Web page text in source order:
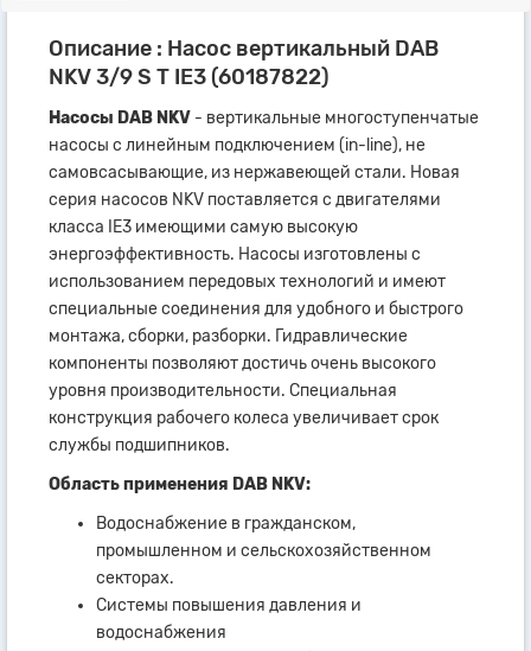
Описание : Насос вертикальный DAB
NKV 3/9 S T IE3 (60187822)
Насосы DAB NKV - вертикальные многоступенчатые
насосы с линейным подключением (in-line), не
самовсасывающие, из нержавеющей стали. Новая
серия насосов NKV поставляется с двигателями
класса IE3 имеющими самую высокую
энергоэффективность. Насосы изготовлены с
использованием передовых технологий и имеют
специальные соединения для удобного и быстрого
монтажа, сборки, разборки. Гидравлические
компоненты позволяют достичь очень высокого
уровня производительности. Специальная
конструкция рабочего колеса увеличивает срок
службы подшипников.
Область применения DAB NKV:
Водоснабжение в гражданском,
промышленном и сельскохозяйственном
секторах.
Системы повышения давления и
водоснабжения